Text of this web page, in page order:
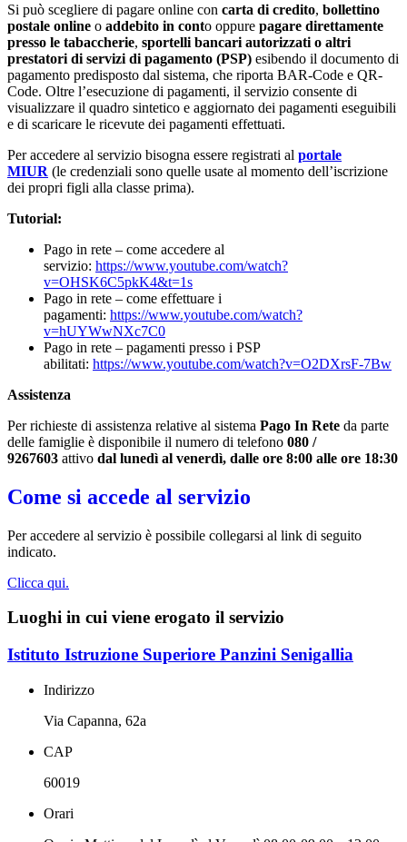
Si può scegliere di pagare online con carta di credito, bollettino
postale online o addebito in conto oppure pagare direttamente
presso le tabaccherie, sportelli bancari autorizzati o altri
prestatori di servizi di pagamento (PSP) esibendo il documento di
pagamento predisposto dal sistema, che riporta BAR-Code e QR-
Code. Oltre l’esecuzione di pagamenti, il servizio consente di
visualizzare il quadro sintetico e aggiornato dei pagamenti eseguibili
e di scaricare le ricevute dei pagamenti effettuati.
Per accedere al servizio bisogna essere registrati al portale
MIUR (le credenziali sono quelle usate al momento dell’iscrizione
dei propri figli alla classe prima).
Tutorial:
Pago in rete – come accedere al
servizio: https://www.youtube.com/watch?
v=OHSK6C5pkK4&t=1s
Pago in rete – come effettuare i
pagamenti: https://www.youtube.com/watch?
v=hUYWwNXc7C0
Pago in rete – pagamenti presso i PSP
abilitati: https://www.youtube.com/watch?v=O2DXrsF-7Bw
Assistenza
Per richieste di assistenza relative al sistema Pago In Rete da parte
delle famiglie è disponibile il numero di telefono 080 /
9267603 attivo dal lunedì al venerdì, dalle ore 8:00 alle ore 18:30
Come si accede al servizio
Per accedere al servizio è possibile collegarsi al link di seguito
indicato.
Clicca qui.
Luoghi in cui viene erogato il servizio
Istituto Istruzione Superiore Panzini Senigallia
Indirizzo
Via Capanna, 62a
CAP
60019
Orari